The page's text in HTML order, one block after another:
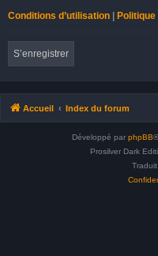
Conditions d’utilisation |
S’enregistrer
Accueil Index du forum
Développé par phpBB
Prosilver Dark